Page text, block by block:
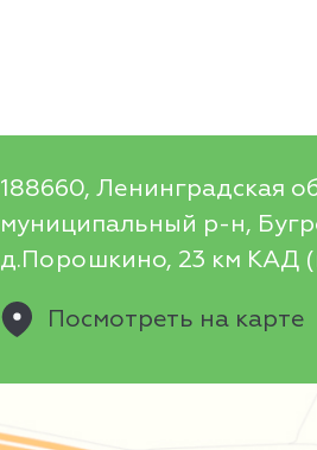
188660, Ленинградская
муниципальный р-н,
д.Порошкино, 23 км КАД
Посмотреть на карте